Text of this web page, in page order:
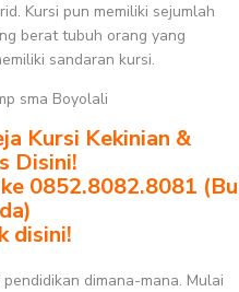
Kursi pun memiliki sejumlah
berat tubuh orang yang
sandaran kursi.
sma Boyolali
Kursi Kekinian &
Disini!
0852.8082.8081 (Bu
disini!
dimana-mana. Mulai